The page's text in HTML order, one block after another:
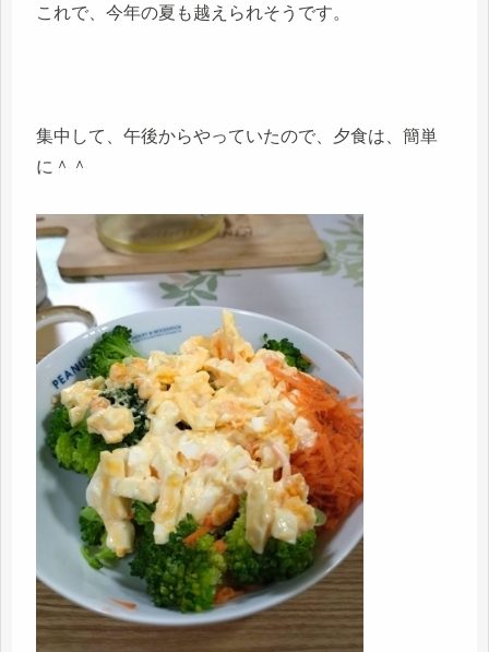
これで、今年の夏も越えられそうです。
集中して、午後からやっていたので、夕食は、簡単
に＾＾